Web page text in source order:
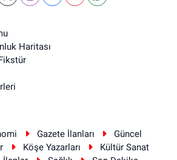
Haritası
Gazete İlanları
Güncel
Köşe Yazarları
Kültür Sanat